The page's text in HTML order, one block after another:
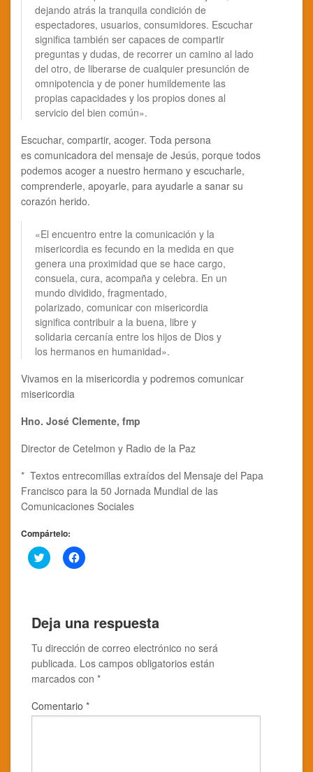
dejando atrás la tranquila condición de
espectadores, usuarios, consumidores. Escuchar
significa también ser capaces de compartir
preguntas y dudas, de recorrer un camino al lado
del otro, de liberarse de cualquier presunción de
omnipotencia y de poner humildemente las
propias capacidades y los propios dones al
servicio del bien común».
Escuchar, compartir, acoger. Toda persona
es comunicadora del mensaje de Jesús, porque todos
podemos acoger a nuestro hermano y escucharle,
comprenderle, apoyarle, para ayudarle a sanar su
corazón herido.
«El encuentro entre la comunicación y la
misericordia es fecundo en la medida en que
genera una proximidad que se hace cargo,
consuela, cura, acompaña y celebra. En un
mundo dividido, fragmentado,
polarizado, comunicar con misericordia
significa contribuir a la buena, libre y
solidaria cercanía entre los hijos de Dios y
los hermanos en humanidad».
Vivamos en la misericordia y podremos comunicar
misericordia
Hno. José Clemente, fmp
Director de Cetelmon y Radio de la Paz
* Textos entrecomillas extraídos del Mensaje del Papa
Francisco para la 50 Jornada Mundial de las
Comunicaciones Sociales
Compártelo:
Click
to
en
una
nueva)
Haz
clic
abre
en
ventana
nueva)
Deja una respuesta
Tu dirección de correo electrónico no será
publicada. Los campos obligatorios están
marcados con *
Comentario *